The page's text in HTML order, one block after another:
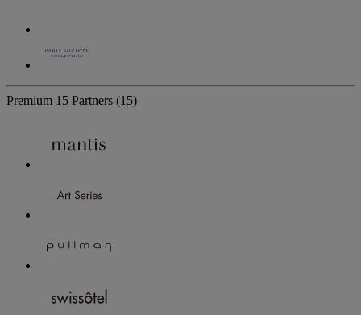
Premium 15 Partners (15)